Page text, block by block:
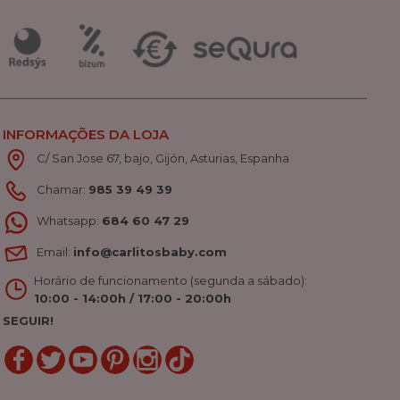
INFORMAÇÕES DA LOJA
C/ San Jose 67, bajo, Gijón, Asturias, Espanha
Chamar: 985 39 49 39
Whatsapp: 684 60 47 29
Email: info@carlitosbaby.com
Horário de funcionamento (segunda a sábado):
10:00 - 14:00h / 17:00 - 20:00h
SEGUIR!
LinkedInGorjeioYouTubePinterestLinkedinTikTok